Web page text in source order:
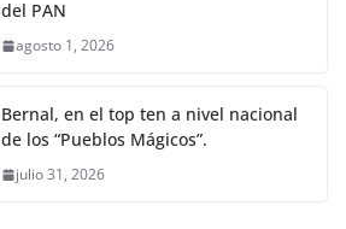
del PAN
agosto 1, 2026
Bernal, en el top ten a nivel nacional
de los “Pueblos Mágicos”.
julio 31, 2026